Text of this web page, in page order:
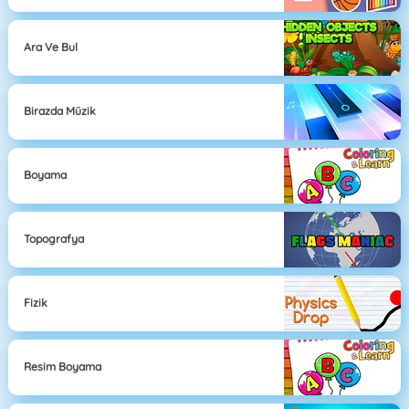
Ara Ve Bul
Birazda Müzik
Boyama
Topografya
Fizik
Resim Boyama